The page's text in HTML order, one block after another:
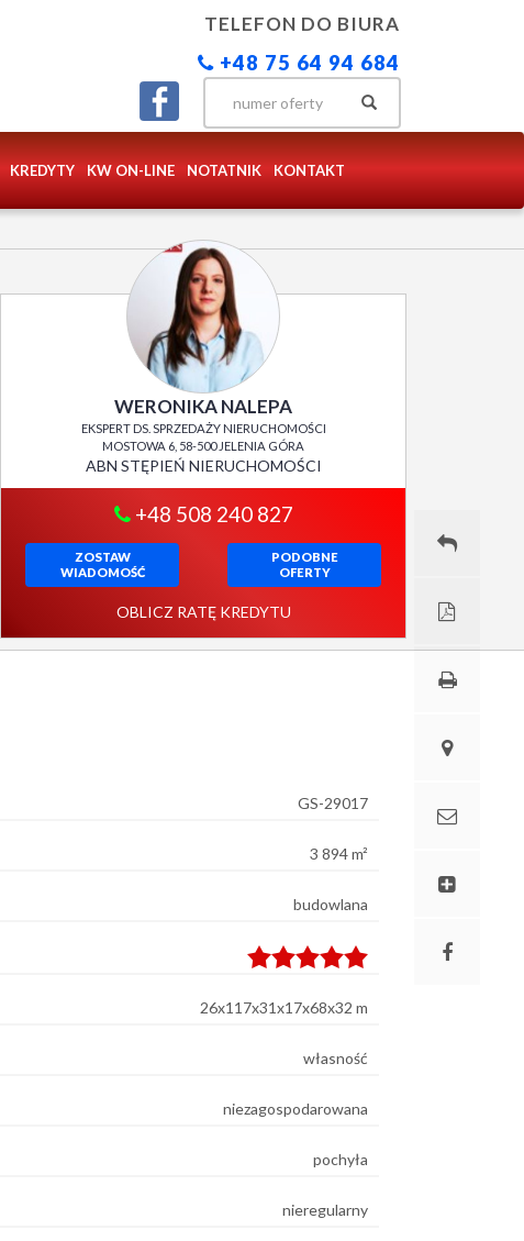
TELEFON DO BIURA
+48 75 64 94 684
KREDYTY KW ON-LINE NOTATNIK KONTAKT
WERONIKA NALEPA
EKSPERT DS. SPRZEDAŻY NIERUCHOMOŚCI
MOSTOWA 6, 58-500 JELENIA GÓRA
ABN STĘPIEŃ NIERUCHOMOŚCI
+48 508 240 827
ZOSTAW
WIADOMOŚĆ
PODOBNE
OFERTY
OBLICZ RATĘ KREDYTU
GS-29017
3 894 m²
budowlana
26x117x31x17x68x32 m
własność
niezagospodarowana
pochyła
nieregularny